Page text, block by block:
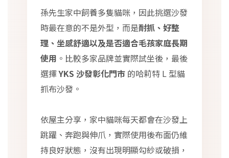
孫先生家中飼養多隻貓咪，因此挑選沙發
時最在意的不是外型，而是耐抓、好整
理、坐感舒適以及是否適合毛孩家庭長期
使用 。比較多家品牌並實際試坐後，最後
選擇YKS 沙發彰化門市 的哈莉特 L 型貓
抓布沙發。
依屋主分享，家中貓咪每天都會在沙發上
跳躍、奔跑與伸爪，實際使用後布面仍維
持良好狀態，沒有出現明顯勾紗或破損，